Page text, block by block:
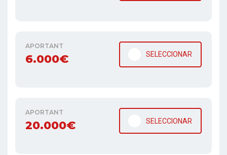
APORTANT
6.000€ SELECCIONAR
APORTANT
20.000€ SELECCIONAR